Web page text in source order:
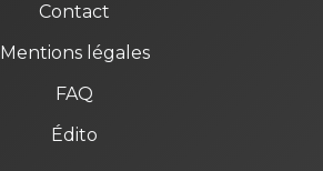
Contact
Mentions légales
FAQ
Édito